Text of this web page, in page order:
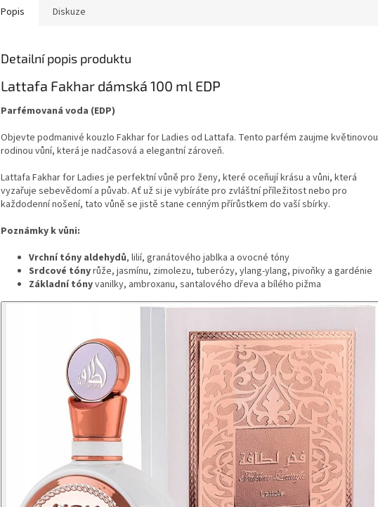
Popis Diskuze
Detailní popis produktu
Lattafa Fakhar dámská 100 ml EDP
Parfémovaná voda (EDP)
Objevte podmanivé kouzlo Fakhar for Ladies od Lattafa. Tento parfém zaujme květinovou
rodinou vůní, která je nadčasová a elegantní zároveň.
Lattafa Fakhar for Ladies je perfektní vůně pro ženy, které oceňují krásu a vůni, která
vyzařuje sebevědomí a půvab. Ať už si je vybíráte pro zvláštní příležitost nebo pro
každodenní nošení, tato vůně se jistě stane cenným přírůstkem do vaší sbírky.
Poznámky k vůni:
Vrchní tóny aldehydů, lilií, granátového jablka a ovocné tóny
Srdcové tónyrůže, jasmínu, zimolezu, tuberózy, ylang-ylang, pivoňky a gardénie
Základní tónyvanilky, ambroxanu, santalového dřeva a bílého pižma